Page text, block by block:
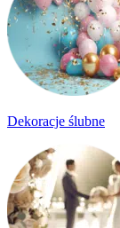
Dekoracje ślubne